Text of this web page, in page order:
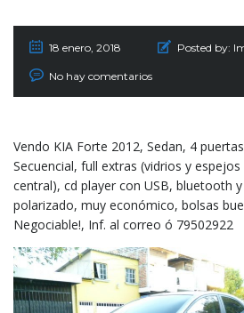
18 enero, 2018 Posted by:
No hay comentarios
Vendo KIA Forte 2012, Sedan, 4
Secuencial, full extras (vidrios y
central), cd player con USB, bluetooth
polarizado, muy económico, bolsas
Negociable!, Inf. al correo ó 79502922